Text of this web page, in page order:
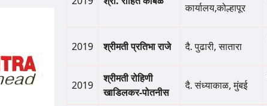
कार्यालय,कोल्हापूर
2019 श्रीमती प्रतिभा राजे दै. पुढारी, सातारा
2019
श्रीमती रोहिणी
खाडिलकर-पोतनीस
दै. संध्याकाळ, मुंबई